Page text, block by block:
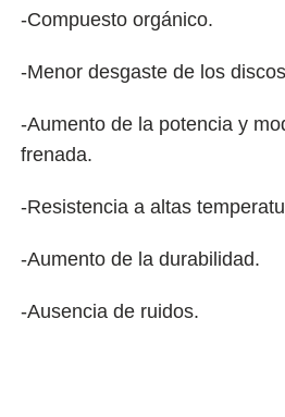
-Compuesto orgánico.
-Menor desgaste de los
-Aumento de la potencia y
frenada.
-Resistencia a altas
-Aumento de la durabilidad.
-Ausencia de ruidos.